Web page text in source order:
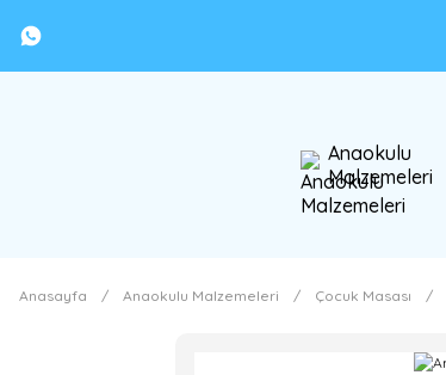
Anaokulu
Malzemeleri
Anasayfa Anaokulu Malzemeleri Çocuk Masası